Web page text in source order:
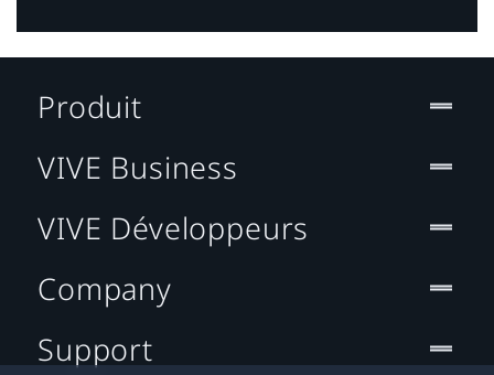
Produit
VIVE Business
VIVE Développeurs
Company
Support